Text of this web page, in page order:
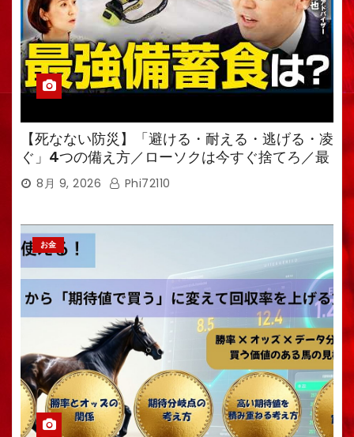
【死なない防災】「避ける・耐える・逃げる・凌
ぐ」4つの備え方／ローソクは今すぐ捨てろ／最
強備蓄食は「羊羹」／トイレ備蓄がなければ食料
も無意味
8月 9, 2026 Phi72110
お金